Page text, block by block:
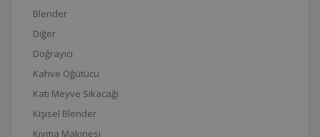
Blender
Diğer
Doğrayıcı
Kahve Öğütücü
Katı Meyve Sıkacağı
Kişisel Blender
Kıyma Makinesi